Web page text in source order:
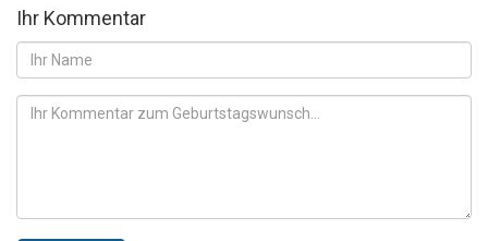
Ihr Kommentar